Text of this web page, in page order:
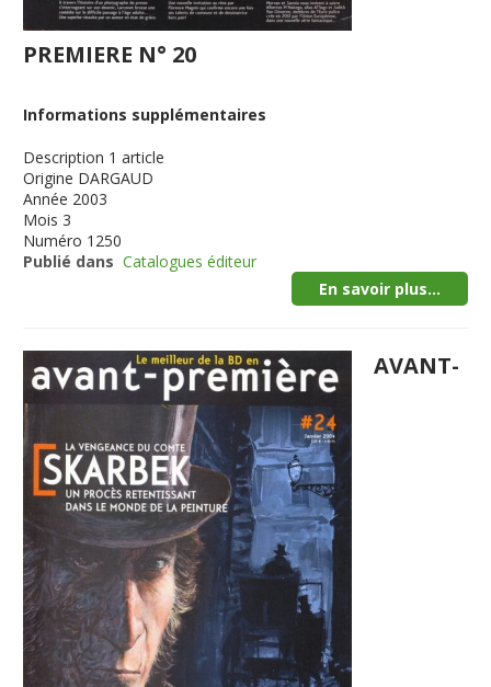
PREMIERE N° 20
Informations supplémentaires
Description 1 article
Origine DARGAUD
Année 2003
Mois 3
Numéro 1250
Publié dans Catalogues éditeur
En savoir plus...
AVANT-